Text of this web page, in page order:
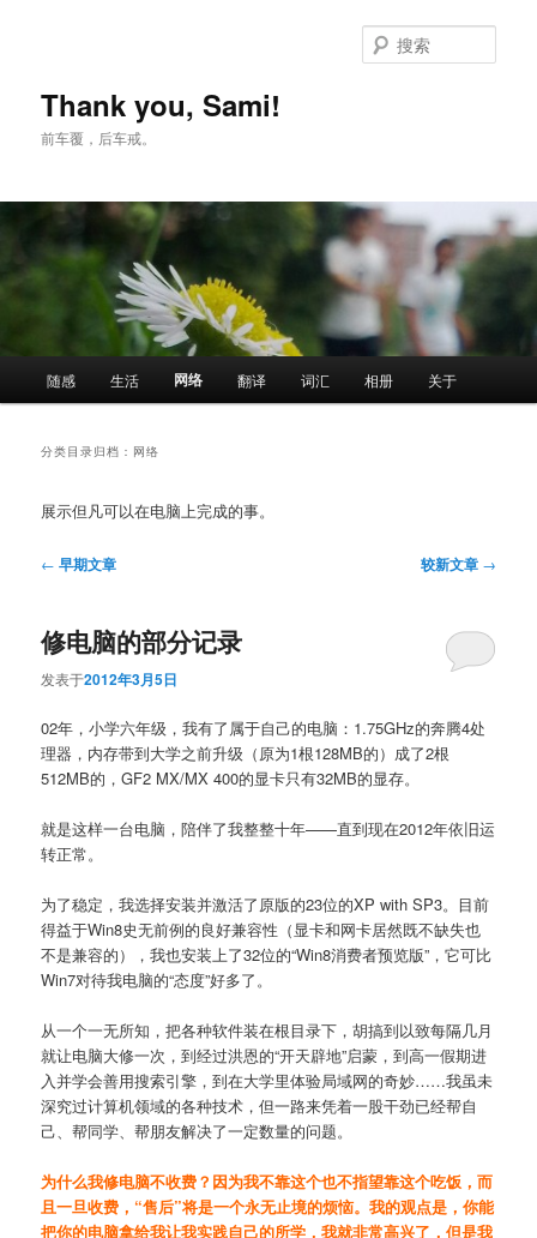
Thank you, Sami!
前车覆，后车戒。
索
随感 生活 网络 翻译 词汇 相册 关于
分类目录归档： 网络
展示但凡可以在电脑上完成的事。
文
航
← 早期文章 较新文章 →
修电脑的部分记录
发表于2012年3月5日
02年，小学六年级，我有了属于自己的电脑：1.75GHz的奔腾4处
理器，内存带到大学之前升级（原为1根128MB的）成了2根
512MB的，GF2 MX/MX 400的显卡只有32MB的显存。
就是这样一台电脑，陪伴了我整整十年——直到现在2012年依旧运
转正常。
为了稳定，我选择安装并激活了原版的23位的XP with SP3。目前
得益于Win8史无前例的良好兼容性（显卡和网卡居然既不缺失也
不是兼容的），我也安装上了32位的“Win8消费者预览版”，它可比
Win7对待我电脑的“态度”好多了。
从一个一无所知，把各种软件装在根目录下，胡搞到以致每隔几月
就让电脑大修一次，到经过洪恩的“开天辟地”启蒙，到高一假期进
入并学会善用搜索引擎，到在大学里体验局域网的奇妙……我虽未
深究过计算机领域的各种技术，但一路来凭着一股干劲已经帮自
己、帮同学、帮朋友解决了一定数量的问题。
为什么我修电脑不收费？因为我不靠这个也不指望靠这个吃饭，而
且一旦收费，“售后”将是一个永无止境的烦恼。我的观点是，你能
把你的电脑拿给我让我实践自己的所学，我就非常高兴了，但是我